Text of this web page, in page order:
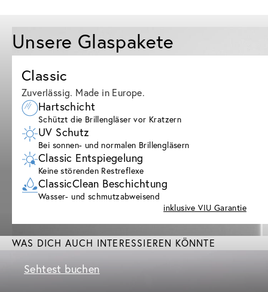
Unsere Glaspakete
Classic
Zuverlässig. Made in Europe.
Hartschicht
Schützt die Brillengläser vor Kratzern
UV Schutz
Bei sonnen- und normalen Brillengläsern
Classic Entspiegelung
Keine störenden Restreflexe
ClassicClean Beschichtung
Wasser- und schmutzabweisend
inklusive VIU Garantie
WAS DICH AUCH INTERESSIEREN KÖNNTE
Sehtest buchen